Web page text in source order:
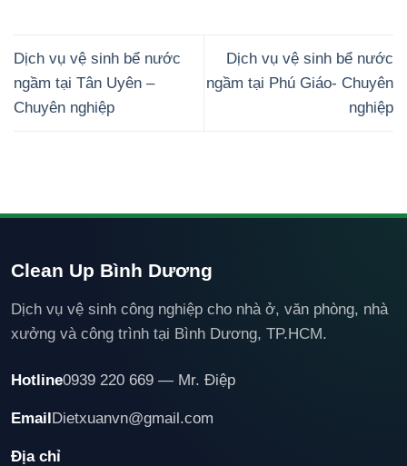
Dịch vụ vệ sinh bể nước
ngầm tại Tân Uyên –
Chuyên nghiệp
Dịch vụ vệ sinh bể nước
ngầm tại Phú Giáo- Chuyên
nghiệp
Clean Up Bình Dương
Dịch vụ vệ sinh công nghiệp cho nhà ở, văn phòng, nhà
xưởng và công trình tại Bình Dương, TP.HCM.
Hotline0939 220 669 — Mr. Điệp
EmailDietxuanvn@gmail.com
Địa chỉ